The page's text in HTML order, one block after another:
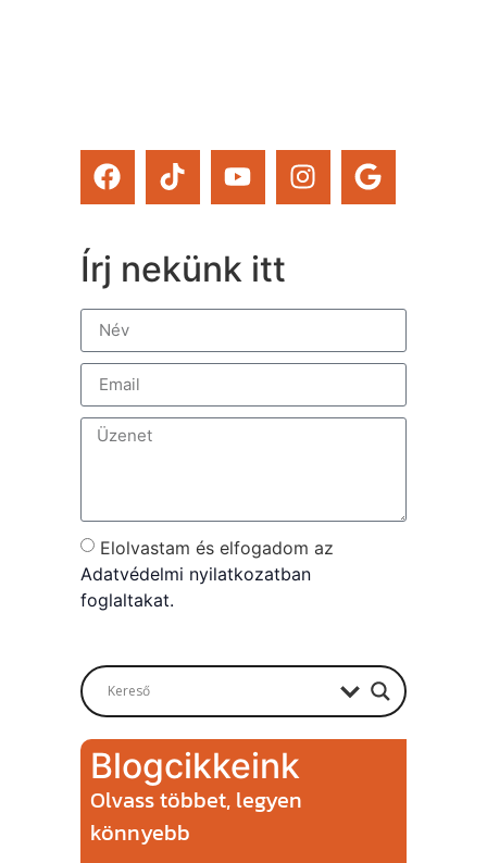
Írj nekünk itt
Elolvastam és elfogadom az
Adatvédelmi nyilatkozatban
foglaltakat.
Blogcikkeink
Olvass többet, legyen
könnyebb